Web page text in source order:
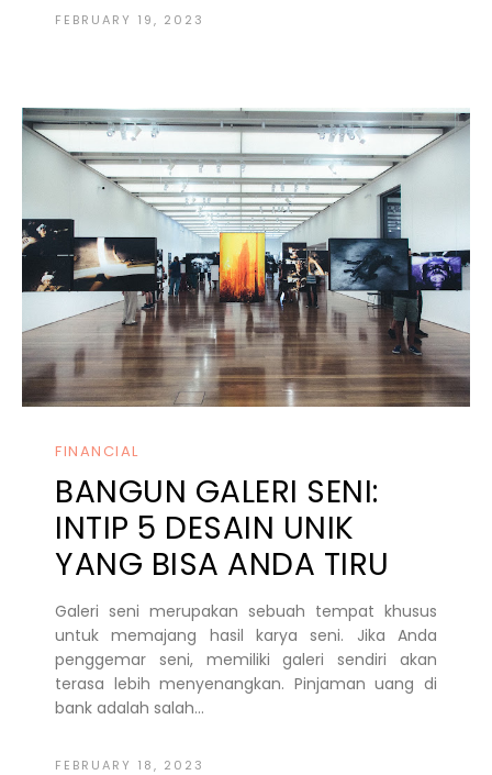
FEBRUARY 19, 2023
FINANCIAL
BANGUN GALERI SENI:
INTIP 5 DESAIN UNIK
YANG BISA ANDA TIRU
Galeri seni merupakan sebuah tempat khusus
untuk memajang hasil karya seni. Jika Anda
penggemar seni, memiliki galeri sendiri akan
terasa lebih menyenangkan. Pinjaman uang di
bank adalah salah...
FEBRUARY 18, 2023